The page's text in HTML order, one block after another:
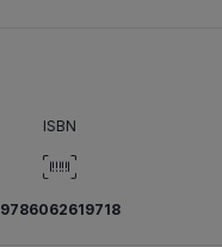
ISBN
9786062619718